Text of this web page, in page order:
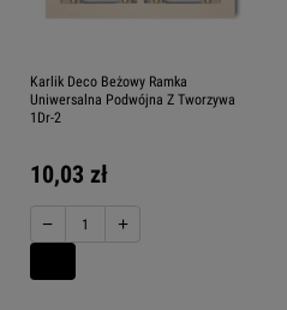
Karlik Deco Beżowy Ramka
Uniwersalna Podwójna Z Tworzywa
1Dr-2
10,03 zł
− +